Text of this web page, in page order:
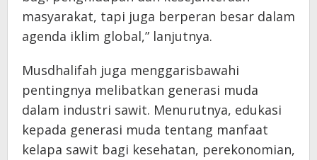
masyarakat, tapi juga berperan besar dalam
agenda iklim global,” lanjutnya.
Musdhalifah juga menggarisbawahi
pentingnya melibatkan generasi muda
dalam industri sawit. Menurutnya, edukasi
kepada generasi muda tentang manfaat
kelapa sawit bagi kesehatan, perekonomian,